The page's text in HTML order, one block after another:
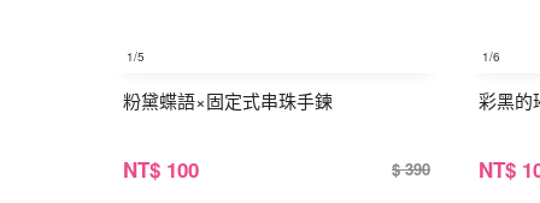
1/5
粉黛蝶語×固定式串珠手鍊
NT$ 100 $ 390
1/6
彩黑的
NT$